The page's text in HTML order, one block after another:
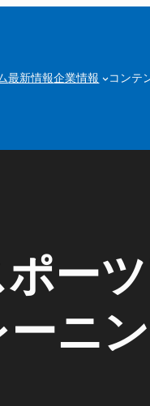
最新情報企業情報 コンテ
ー
ニ